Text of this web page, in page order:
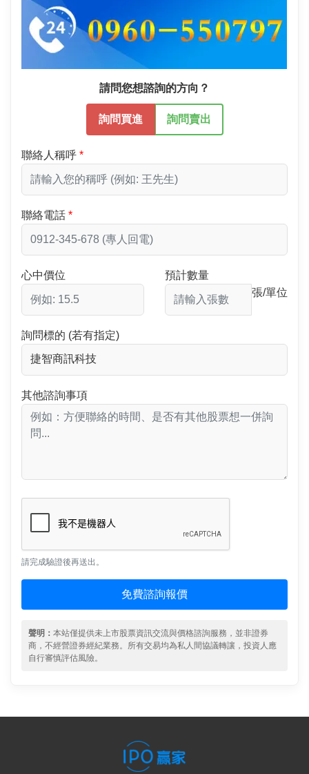
請問您想諮詢的方向？
詢問買進 詢問賣出
聯絡人稱呼
聯絡電話
心中價位
預計數量
張/單位
詢問標的 (若有指定)
其他諮詢事項
請完成驗證後再送出。
免費諮詢報價
聲明： 本站僅提供未上市股票資訊交流與價格諮詢服務，並非證券
商，不經營證券經紀業務。所有交易均為私人間協議轉讓，投資人應
自行審慎評估風險。